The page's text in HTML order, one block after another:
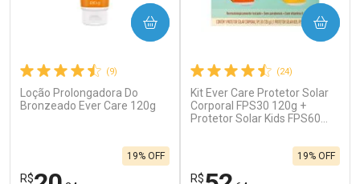
(9)
Loção Prolongadora Do
Bronzeado Ever Care 120g
R$
19% OFF
COMPRAR
(24)
Kit Ever Care Protetor Solar
Corporal FPS30 120g +
Protetor Solar Kids FPS60
R$
19% OFF
COMPRAR